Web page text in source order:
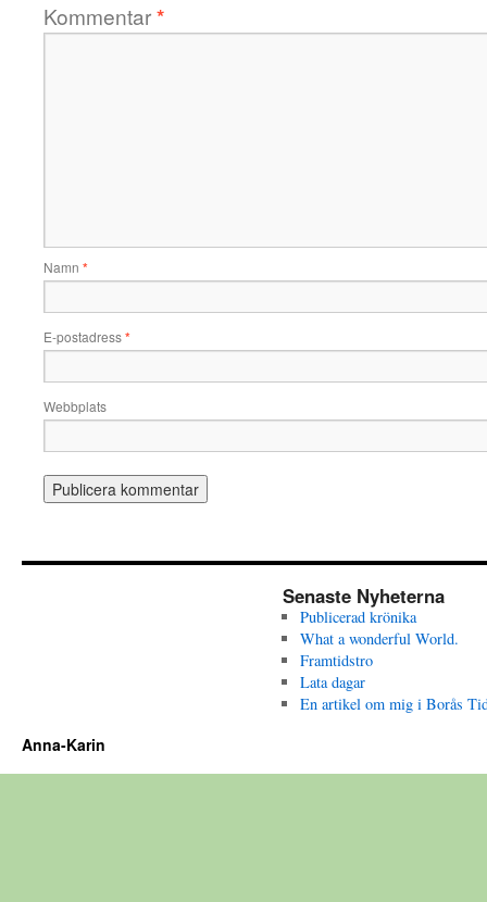
Kommentar*
Namn *
E-postadress*
Webbplats
Senaste Nyheterna
Publicerad krönika
What a wonderful World.
Framtidstro
Lata dagar
En artikel om mig i Borås
Anna-Karin